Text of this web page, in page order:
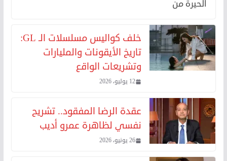
الحيرة من
خلف كواليس مسلسلات الـ GL:
تاريخ الأيقونات والمليارات
وتشريعات الواقع
12 يوليو، 2026
عقدة الرضا المفقود.. تشريح
نفسي لظاهرة عمرو أديب
26 يونيو، 2026